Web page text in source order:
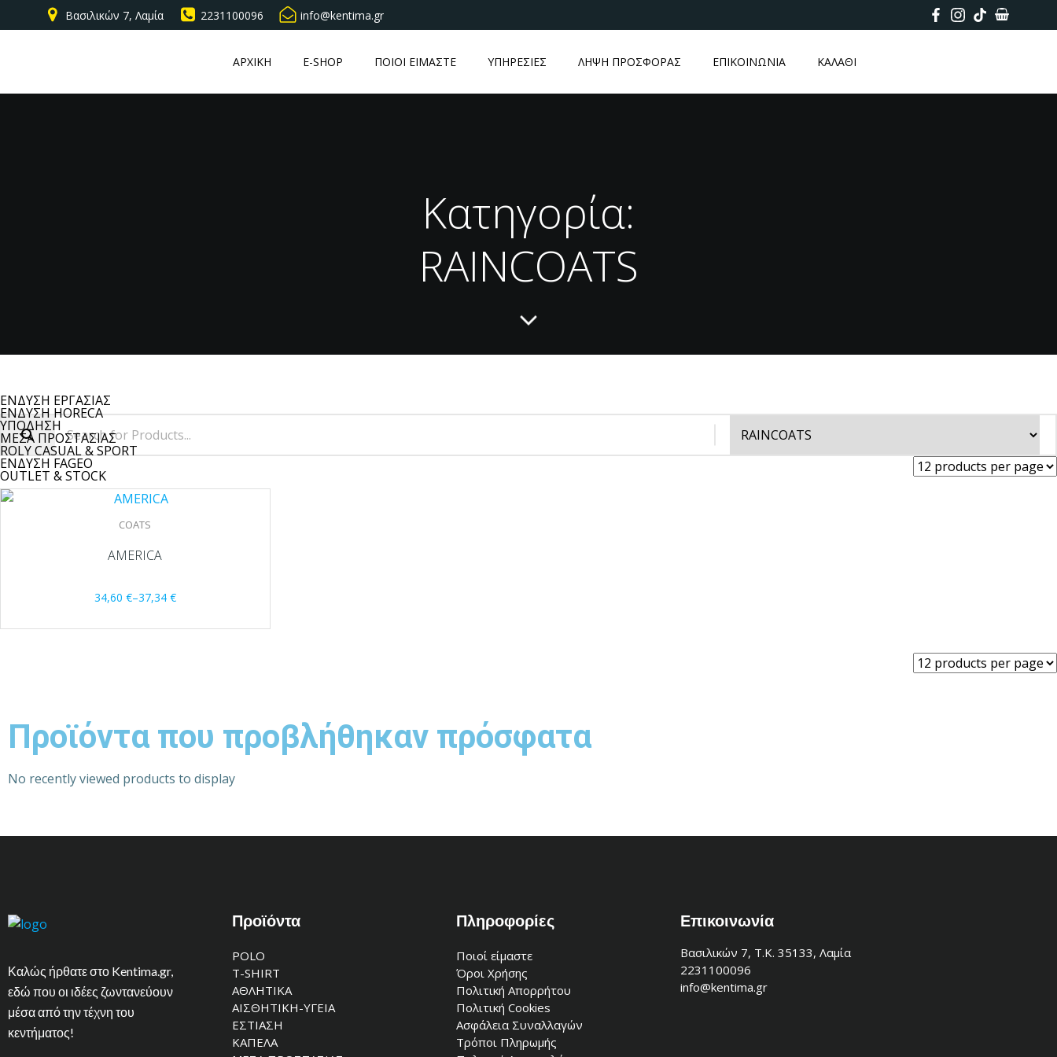
Βασιλικών 7, Λαμία 2231100096 info@kentima.gr
ΑΡΧΙΚΗ E-SHOP ΠΟΙΟΙ ΕΙΜΑΣΤΕ ΥΠΗΡΕΣΙΕΣ ΛΗΨΗ ΠΡΟΣΦΟΡΑΣ ΕΠΙΚΟΙΝΩΝΙΑ ΚΑΛΑΘΙ
Κατηγορία:
RAINCOATS
ΕΝΔΥΣΗ ΕΡΓΑΣΙΑΣ
ΕΝΔΥΣΗ HORECA
ΥΠΟΔΗΣΗ
ΜΕΣΑ ΠΡΟΣΤΑΣΙΑΣ
ROLY CASUAL & SPORT
ΕΝΔΥΣΗ FAGEO
OUTLET & STOCK
COATS
AMERICA
34,60 €–37,34 €
Προϊόντα που προβλήθηκαν πρόσφατα
No recently viewed products to display
Καλώς ήρθατε στο Kentima.gr,
εδώ που οι ιδέες ζωντανεύουν
μέσα από την τέχνη του
κεντήματος!
Προϊόντα
POLO
T-SHIRT
ΑΘΛΗΤΙΚΑ
ΑΙΣΘΗΤΙΚΗ-ΥΓΕΙΑ
ΕΣΤΙΑΣΗ
ΚΑΠΕΛΑ
Πληροφορίες
Ποιοί είμαστε
Όροι Χρήσης
Πολιτική Απορρήτου
Πολιτική Cookies
Ασφάλεια Συναλλαγών
Τρόποι Πληρωμής
Επικοινωνία
Βασιλικών 7, Τ.Κ. 35133, Λαμία
2231100096
info@kentima.gr